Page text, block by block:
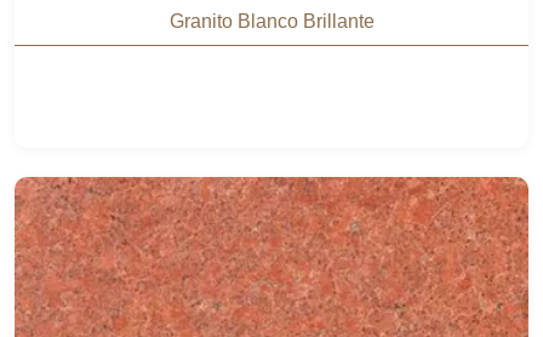
Granito Blanco Brillante